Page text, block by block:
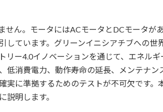
ん。モータにはACモータとDCモータが
ています。グリーンイニシアチブへの
ー4.0イノベーションを通じて、エネル
消費電力、動作寿命の延長、メンテナ
に準拠するためのテストが不可欠です
明します。